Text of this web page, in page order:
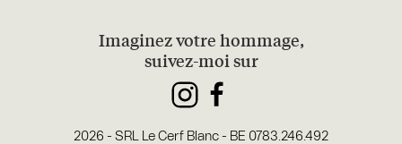
Imaginez votre hommage,
suivez-moi sur
2026 - SRL Le Cerf Blanc - BE 0783.246.492